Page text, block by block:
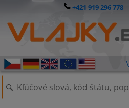
+421 919 296 778|